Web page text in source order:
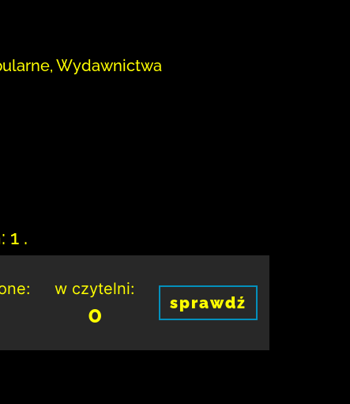
Wydawnictwa
.
w czytelni:
0 sprawdź